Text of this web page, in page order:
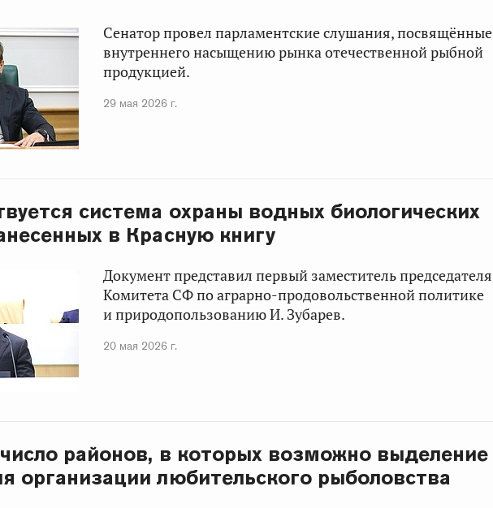
Сенатор провел парламентские слушания, посвящённые
внутреннего насыщению рынка отечественной рыбной
продукцией.
29 мая 2026 г.
система охраны водных биологических
в Красную книгу
Документ представил первый заместитель председателя
Комитета СФ по аграрно-продовольственной политике
и природопользованию И. Зубарев.
20 мая 2026 г.
районов, в которых возможно выделение
организации любительского рыболовства